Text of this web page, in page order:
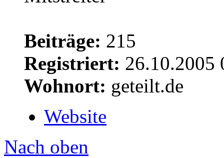
Beiträge: 215
Registriert: 26.10.2005
Wohnort: geteilt.de
Website
Nach oben